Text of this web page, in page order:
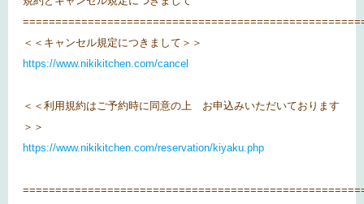
＜＜キャンセル規定につきまして＞＞
https://www.nikikitchen.com/cancel
＜＜利用規約はご予約時に同意の上 お申込みいただいております
＞＞
https://www.nikikitchen.com/reservation/kiyaku.php